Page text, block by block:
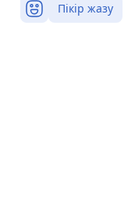
Пікір жазу